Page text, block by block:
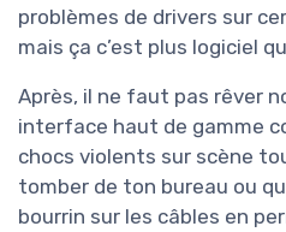
problèmes de drivers sur
mais ça c’est plus logiciel
Après, il ne faut pas rêver
interface haut de gamme
chocs violents sur scène
tomber de ton bureau ou
bourrin sur les câbles en